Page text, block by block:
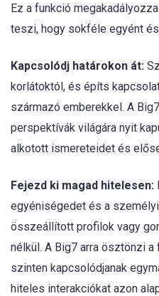
Ez a funkció
teszi, hogy sokféle egyént
Kapcsolódj határokon át:
korlátoktól, és építs
származó emberekkel. A
perspektívák világára nyit
alkotott ismereteidet és
Fejezd ki magad hitelesen:
egyéniségedet és a
összeállított profilok vagy
nélkül. A Big7 arra ösztönzi
szinten kapcsolódjanak
hiteles interakciókat azon